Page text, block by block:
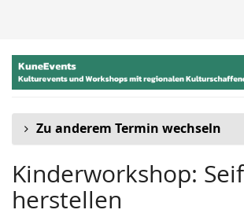
springen
Zu anderem Termin wechseln
Kinderworkshop:
herstellen